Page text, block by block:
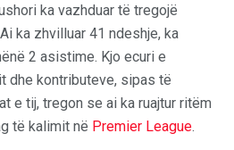
ka vazhduar të tregojë
ka zhvilluar 41 ndeshje, ka
2 asistime. Kjo ecuri e
dhe kontributeve, sipas të
e tij, tregon se ai ka ruajtur ritëm
të kalimit në Premier League.